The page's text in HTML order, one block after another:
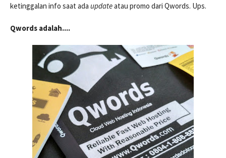
ketinggalan info saat ada updateatau promo dari Qwords. Ups.
Qwords adalah....